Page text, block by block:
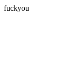
fuckyou